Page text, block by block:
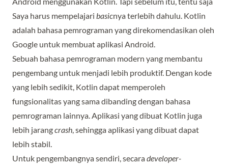
Saya harus mempelajari basicnya terlebih dahulu. Kotlin
adalah bahasa pemrograman yang direkomendasikan oleh
Google untuk membuat aplikasi Android.
Sebuah bahasa pemrograman modern yang membantu
pengembang untuk menjadi lebih produktif. Dengan kode
yang lebih sedikit, Kotlin dapat memperoleh
fungsionalitas yang sama dibanding dengan bahasa
pemrograman lainnya. Aplikasi yang dibuat Kotlin juga
lebih jarangcrash, sehingga aplikasi yang dibuat dapat
lebih stabil.
Untuk pengembangnya sendiri, secaradeveloper-